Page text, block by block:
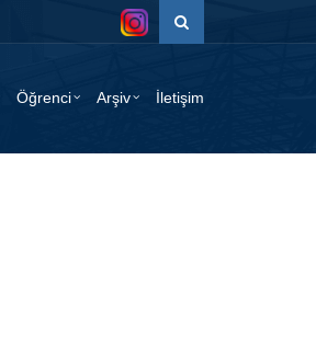
Öğrenci Arşiv İletişim